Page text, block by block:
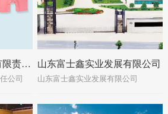
山东蓓琪兔婴童服饰有限责任公司
公司
山东富士鑫实业发展有限公司
山东富士鑫实业发展有限公司